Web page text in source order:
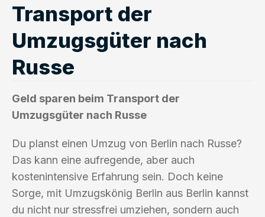
Transport der
Umzugsgüter nach
Russe
Geld sparen beim Transport der
Umzugsgüter nach Russe
Du planst einen Umzug von Berlin nach Russe?
Das kann eine aufregende, aber auch
kostenintensive Erfahrung sein. Doch keine
Sorge, mit Umzugskönig Berlin aus Berlin kannst
du nicht nur stressfrei umziehen, sondern auch